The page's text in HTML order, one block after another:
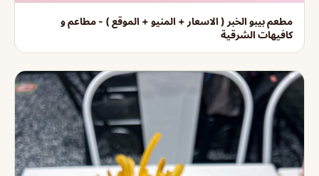
مطعم بيبو الخبر ( الاسعار + المنيو + الموقع ) - مطاعم و
كافيهات الشرقية